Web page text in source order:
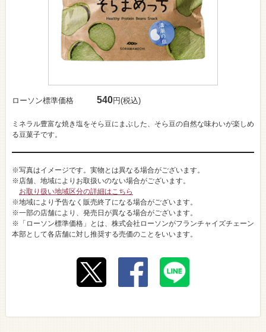
ローソン標準価格 540円(税込)
ミネラル豊富な焼き塩をそら豆にまぶした、そら豆の自然な味わいが楽しめ
る豆菓子です。
※写真はイメージです。実物とは異なる場合がございます。
※店舗、地域によりお取扱いのない場合がございます。
お取り扱い地域区分の詳細はこちら
※地域により予告なく販売終了になる場合がございます。
※一部の店舗により、発売日が異なる場合がございます。
※「ローソン標準価格」とは、株式会社ローソンがフランチャイズチェーン
本部として各店舗に対し推奨する売価のことをいいます。